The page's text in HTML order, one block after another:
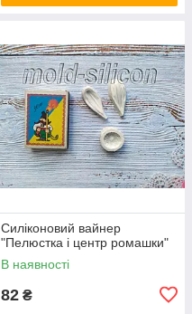
Силіконовий вайнер
"Пелюстка і центр ромашки"
В наявності
82 ₴